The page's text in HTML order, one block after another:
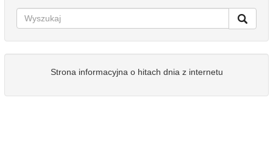
Strona informacyjna o hitach dnia z internetu